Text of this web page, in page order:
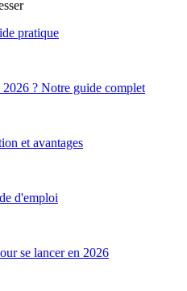
pratique
? Notre guide complet
et avantages
d'emploi
se lancer en 2026